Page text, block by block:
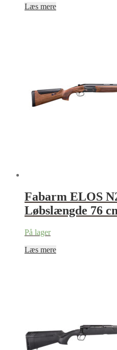
Læs mere
Fabarm ELOS
Løbslængde 76
På lager
Læs mere